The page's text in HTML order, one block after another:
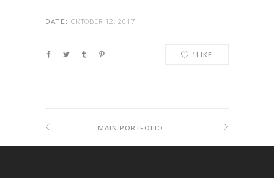
DATE: OKTOBER 12, 2017
1 LIKE
MAIN PORTFOLIO